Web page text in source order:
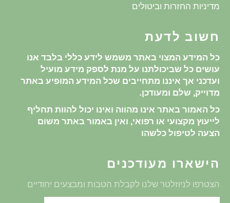
מדיניות החזרות וביטולים
חשוב לדעת
כל המידע המצוי באתר משמש לידע כללי בלבד אנו
עושים כל שביכולתנו על מנת לספק מידע מועיל
ועדכני אך איננו מתחייבים שכל המידע המופיע באתר
מדוייק, שלם ומעודכן.
כל האמור באתר אינו מהווה ואינו יכול להוות תחליף
לייעוץ מקצועי או רפואי, ואין באמור באתר משום
הצעה לטיפול כלשהו
הישארו מעודכנים
הצטרפו לניוזלטר שלנו לקבלת הטבות ומבצעים יחודיים